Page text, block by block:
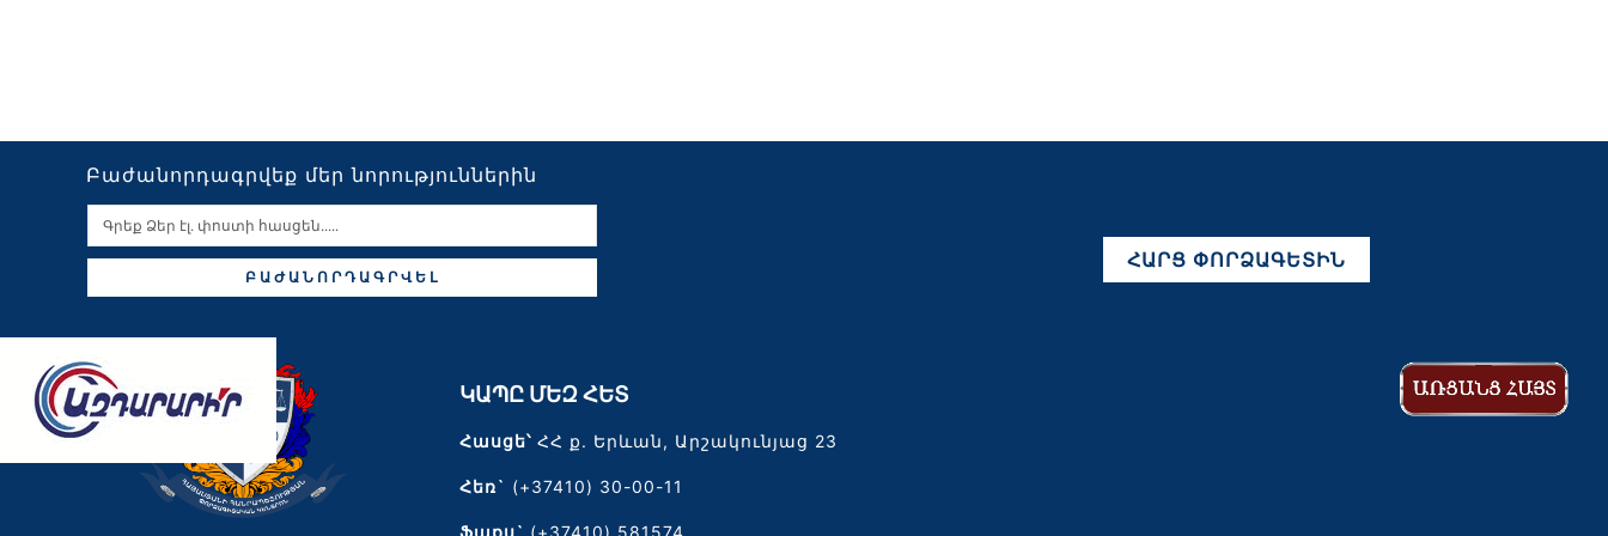
Բաժանորդագրվեք մեր նորություններին
ՀԱՐՑ ՓՈՐՁԱԳԵՏԻՆ
ԲԱԺԱՆՈՐԴԱԳՐՎԵԼ
ԿԱՊԸ ՄԵԶ ՀԵՏ
Հասցե՝ՀՀ ք. Երևան, Արշակունյաց 23
Հեռ` (+37410) 30-00-11
Ֆաքս` (+37410) 581574